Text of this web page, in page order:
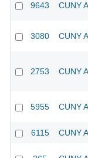
9643 CUNY
3080 CUNY
2753 CUNY
5955 CUNY
6115 CUNY